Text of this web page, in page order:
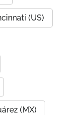
(US)
(MX)